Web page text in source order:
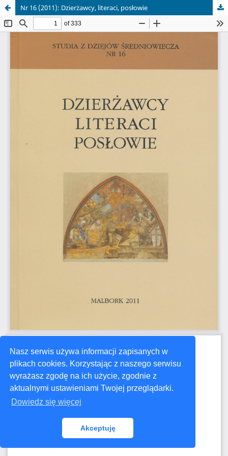
Nasz serwis używa informacji zapisanych w
plikach cookies. Korzystając z naszego serwisu
wyrażasz zgodę na ich użycie, zgodnie z
aktualnymi ustawieniami Twojej przeglądarki.
Dowiedz się więcej
Akceptuję
Nr 16 (2011): Dzierżawcy, literaci, posłowie